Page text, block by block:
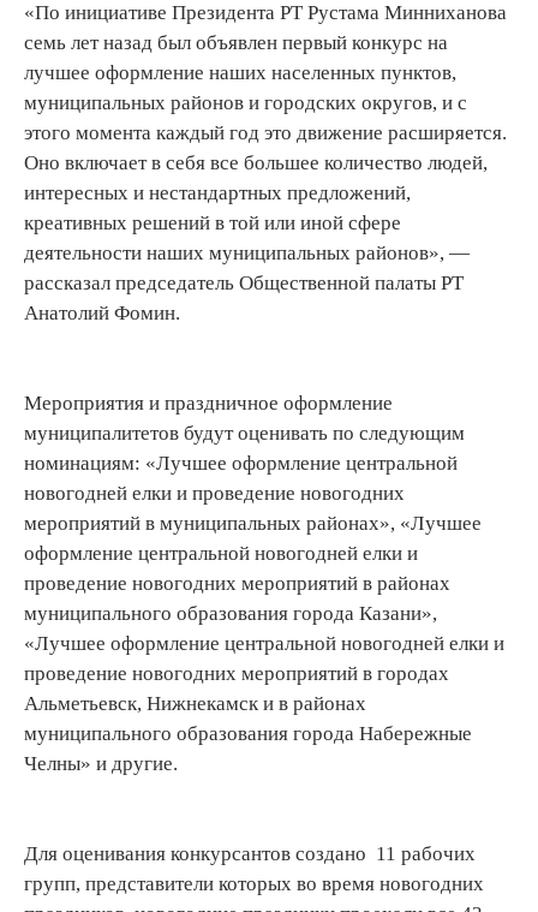
«По инициативе Президента РТ Рустама Минниханова
семь лет назад был объявлен первый конкурс на
лучшее оформление наших населенных пунктов,
муниципальных районов и городских округов, и с
этого момента каждый год это движение расширяется.
Оно включает в себя все большее количество людей,
интересных и нестандартных предложений,
креативных решений в той или иной сфере
деятельности наших муниципальных районов», —
рассказал председатель Общественной палаты РТ
Анатолий Фомин.
Мероприятия и праздничное оформление
муниципалитетов будут оценивать по следующим
номинациям: «Лучшее оформление центральной
новогодней елки и проведение новогодних
мероприятий в муниципальных районах», «Лучшее
оформление центральной новогодней елки и
проведение новогодних мероприятий в районах
муниципального образования города Казани»,
«Лучшее оформление центральной новогодней елки и
проведение новогодних мероприятий в городах
Альметьевск, Нижнекамск и в районах
муниципального образования города Набережные
Челны» и другие.
Для оценивания конкурсантов создано 11 рабочих
групп, представители которых во время новогодних